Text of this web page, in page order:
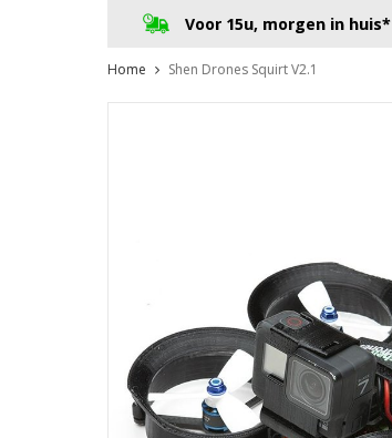
Voor 15u, morgen in huis*
Home Shen Drones Squirt V2.1